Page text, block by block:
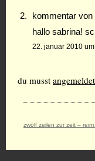
kommentar von
hallo sabrina!
22. januar 2010 um
du musst angemeldet
zwölf zeilen zur zeit –